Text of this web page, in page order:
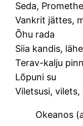
Seda,
Vankrit jättes,
Õhu rada
Siia kandis,
Terav-kalju
Lõpuni su
Viletsusi, vilets,
Okeanos (